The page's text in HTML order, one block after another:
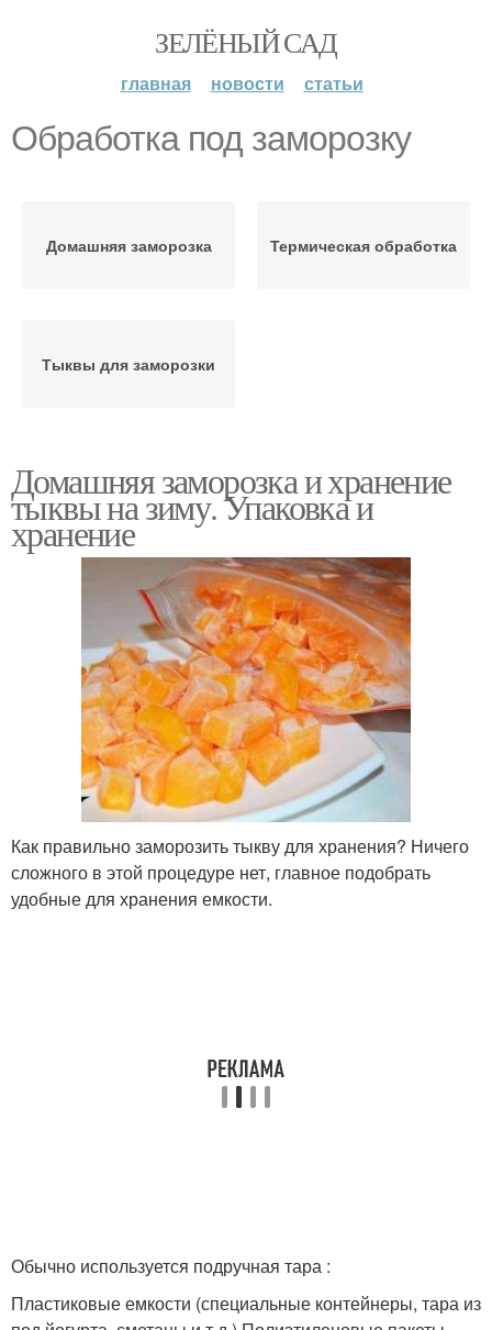
ЗЕЛЁНЫЙ САД
главная новости статьи
Обработка под заморозку
Домашняя заморозка Термическая обработка
Тыквы для заморозки
Домашняя заморозка и хранение
тыквы на зиму. Упаковка и
хранение
Как правильно заморозить тыкву для хранения? Ничего
сложного в этой процедуре нет, главное подобрать
удобные для хранения емкости.
Обычно используется подручная тара :
Пластиковые емкости (специальные контейнеры, тара из